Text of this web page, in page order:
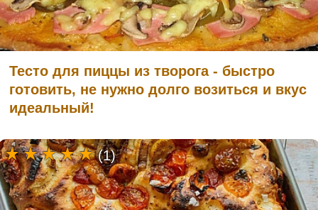
Тесто для пиццы из творога - быстро
готовить, не нужно долго возиться и вкус
идеальный!
(1)